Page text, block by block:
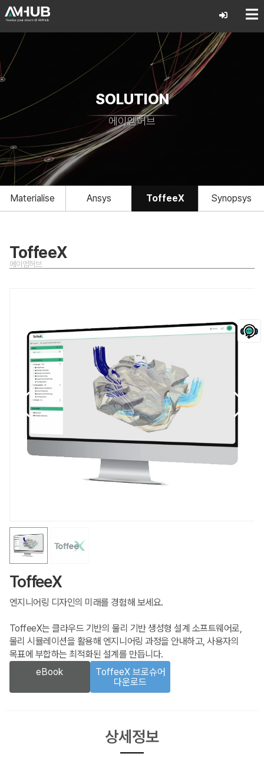
SOLUTION
에이엠허브
Materialise Ansys ToffeeX Synopsys
ToffeeX
에이엠허브
ToffeeX
엔지니어링 디자인의 미래를 경험해 보세요.
ToffeeX는 클라우드 기반의 물리 기반 생성형 설계 소프트웨어로,
물리 시뮬레이션을 활용해 엔지니어링 과정을 안내하고, 사용자의
목표에 부합하는 최적화된 설계를 만듭니다.
eBook
ToffeeX 브로슈어
다운로드
상세정보